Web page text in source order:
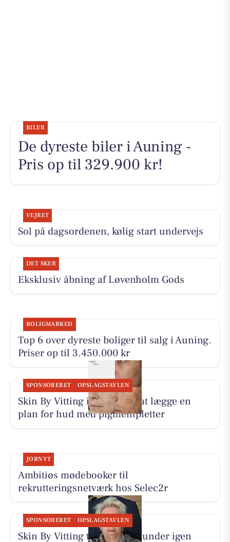
BILER
De dyreste biler i Auning -
Pris op til 329.900 kr!
VEJRET
Sol på dagsordenen, kølig start undervejs
DET SKER
Eksklusiv åbning af Løvenholm Gods
BOLIGMARKED
Top 6 over dyreste boliger til salg i Auning.
Priser op til 3.450.000 kr
SPONSORERET OPSLAGSTAVLEN
Skin By Vitting inviterer til at lægge en
plan for hud med pigmentpletter
JOBNYT
Ambitiøs mødebooker til
rekrutteringsnetværk hos Selec2r
SPONSORERET OPSLAGSTAVLEN
Skin By Vitting tager imod kunder igen